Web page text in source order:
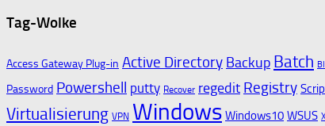
Tag-Wolke
Access Gateway Plug-in Active Directory Backup Batch
Password Powershell putty Recover regedit Registry
Virtualisierung VPN Windows Windows10 WSUS